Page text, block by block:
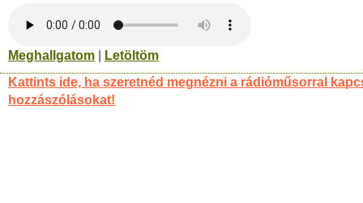
Meghallgatom
Letöltöm
Kattints ide, ha szeretnéd megnézni a rádióműsorral
hozzászólásokat!